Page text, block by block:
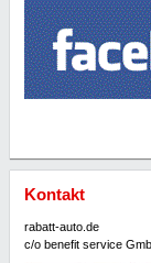
Kontakt
rabatt-auto.de
c/o benefit service